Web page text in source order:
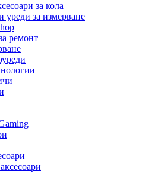
за кола
уреди за измерване
ремонт